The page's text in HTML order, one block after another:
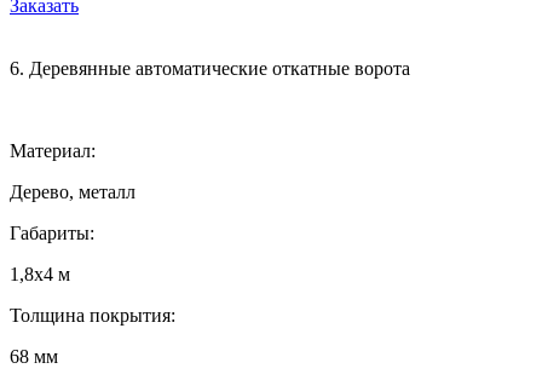
Заказать
6. Деревянные автоматические откатные ворота
Материал:
Дерево, металл
Габариты:
1,8х4 м
Толщина покрытия:
68 мм